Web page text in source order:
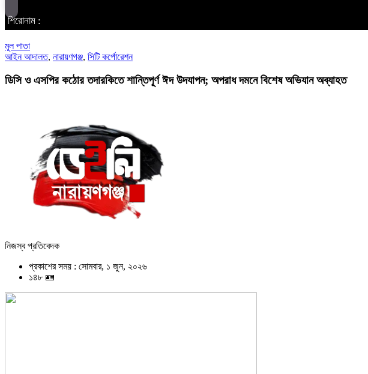
শিরোনাম :
মূল পাতা
আইন আদালত, নারায়ণগঞ্জ, সিটি কর্পোরেশন
ডিসি ও এসপির কঠোর তদারকিতে শান্তিপূর্ণ ঈদ উদযাপন; অপরাধ দমনে বিশেষ অভিযান অব্যাহত
নিজস্ব প্রতিবেদক
প্রকাশের সময় : সোমবার, ১ জুন, ২০২৬
১৪৮ 🪪